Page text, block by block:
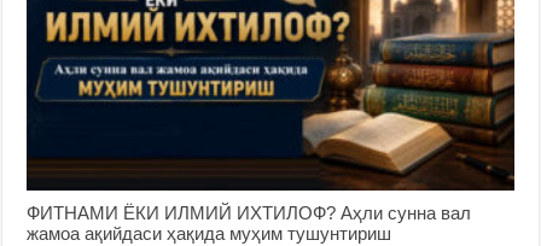
ФИТНАМИ ЁКИ ИЛМИЙ ИХТИЛОФ? Аҳли сунна вал
жамоа ақийдаси ҳақида муҳим тушунтириш